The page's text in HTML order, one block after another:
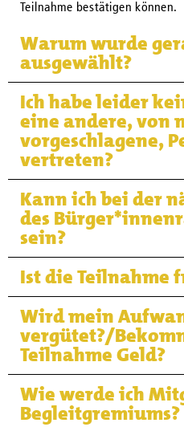
Teilnahme bestätigen können.
Warum wurde
ausgewählt?
Ich habe leider
eine andere, von
vorgeschlagene,
vertreten?
Kann ich bei der
des
sein?
Ist die Teilnahme
Wird mein
vergütet?/
Teilnahme Geld?
Wie werde ich
Begleitgremiums?